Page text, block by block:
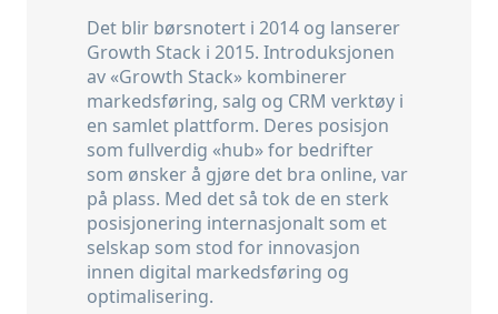
Det blir børsnotert i 2014 og lanserer
Growth Stack i 2015. Introduksjonen
av «Growth Stack» kombinerer
markedsføring, salg og CRM verktøy i
en samlet plattform. Deres posisjon
som fullverdig «hub» for bedrifter
som ønsker å gjøre det bra online, var
på plass. Med det så tok de en sterk
posisjonering internasjonalt som et
selskap som stod for innovasjon
innen digital markedsføring og
optimalisering.